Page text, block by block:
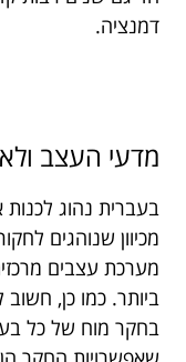
דמנציה.
מדעי העצב
בעברית נהוג
מכיוון שנוהגים
מערכת עצבים
ביותר. כמו כן, חשוב
בחקר מוח של כל